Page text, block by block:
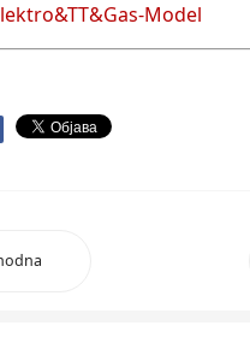
Model